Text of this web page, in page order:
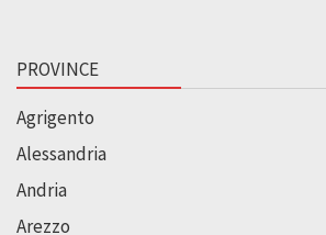
PROVINCE
Agrigento
Alessandria
Andria
Arezzo